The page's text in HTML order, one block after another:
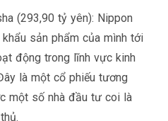
(293,90 tỷ yên): Nippon
sản phẩm của mình tới
động trong lĩnh vực kinh
là một cổ phiếu tương
một số nhà đầu tư coi là